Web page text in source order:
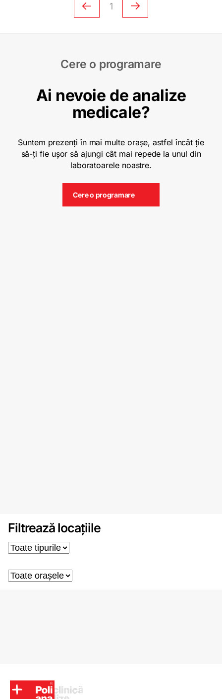
1
Cere o programare
Ai nevoie de analize
medicale?
Suntem prezenți în mai multe orașe, astfel încât ție
să-ți fie ușor să ajungi cât mai repede la unul din
laboratoarele noastre.
Cere o programare
Filtrează locațiile